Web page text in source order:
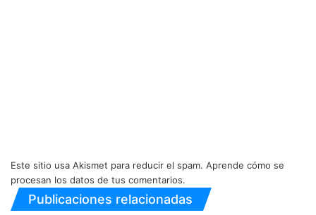
Este sitio usa Akismet para reducir el spam. Aprende cómo se
procesan los datos de tus comentarios.
Publicaciones relacionadas